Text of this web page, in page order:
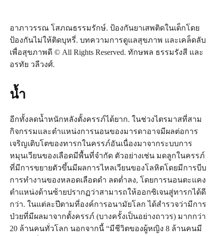
อาภาวรรณ โสภณธรรมรักษ์. ป้องกันยาเสพติดในเด็กโดย
ป้องกันไม่ให้ติดบุหรี่. บทความการดูแลสุขภาพ และเคล็ดลับ
เพื่อสุขภาพดี © All Rights Reserved. ทักษพล ธรรมรังสี และ
อรทัย วลีวงศ์.
น้ำ
อีกทั้งลดน้ำหนักหลังตั้งครรภ์ได้ยาก. ในช่วงไตรมาสที่สาม
กิจกรรมและตำแหน่งการนอนของมารดาอาจมีผลต่อการ
เจริญเติบโตของทารกในครรภ์อันเนื่องมาจากระบบการ
หมุนเวียนของเลือดมีพื้นที่จำกัด ตัวอย่างเช่น มดลูกในครรภ์
ที่มีการขยายตัวขึ้นมีผลการไหลเวียนของโลหิตโดยมีการบีบ
การทำงานของหลอดเลือดดำ ลดต่ำลง, โดยการนอนตะแคง
ตำแหน่งด้านซ้ายปรากฏว่าสามารถให้ออกซิเจนสู่ทารกได้ดี
กว่า. ในแต่ละปีตามที่องค์การอนามัยโลก ได้สำรวจว่ามีการ
ป่วยที่มีผลมาจากตั้งครรภ์ (บางครั้งเป็นอย่างถาวร) มากกว่า
20 ล้านคนทั่วโลก นอกจากนี้ “มีชีวิตของผู้หญิง 8 ล้านคนมี